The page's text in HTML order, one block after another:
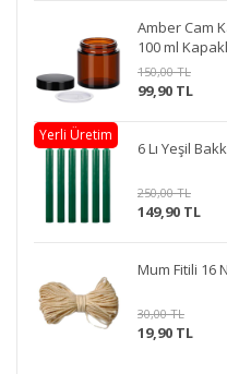
Amber Cam
100 ml
Doldurmaya
150,00 TL
99,90 TL
6 Lı Yeşil
250,00 TL
149,90 TL
Yerli Üretim
Mum Fitili 16
30,00 TL
19,90 TL